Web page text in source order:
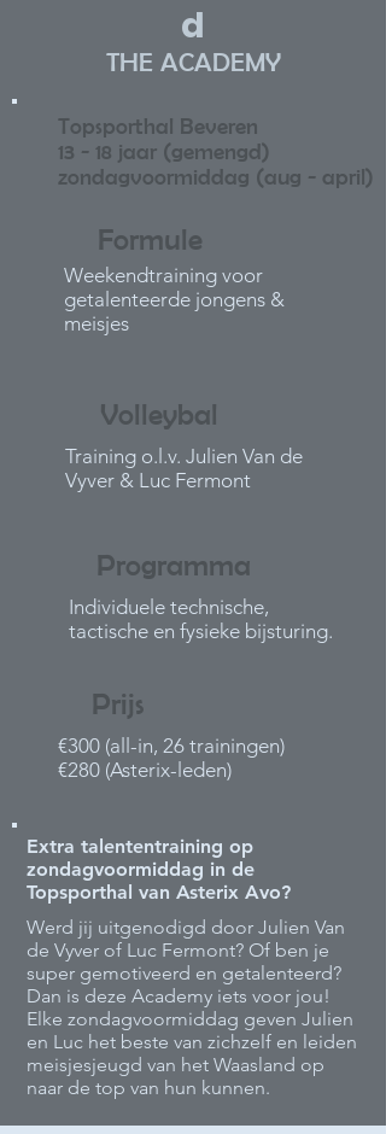
d
THE ACADEMY
Topsporthal Beveren
13 - 18 jaar (gemengd)
zondagvoormiddag (aug - april)
Formule
Weekendtraining voor
getalenteerde jongens &
meisjes
Volleybal
Training o.l.v. Julien Van de
Vyver & Luc Fermont
Programma
Individuele technische,
tactische en fysieke bijsturing.
Prijs
€300 (all-in, 26 trainingen)
€280 (Asterix-leden)
Extra talententraining op
zondagvoormiddag in de
Topsporthal van Asterix Avo?
Werd jij uitgenodigd door Julien Van
de Vyver of Luc Fermont? Of ben je
super gemotiveerd en getalenteerd?
Dan is deze Academy iets voor jou!
Elke zondagvoormiddag geven Julien
en Luc het beste van zichzelf en leiden
meisjesjeugd van het Waasland op
naar de top van hun kunnen.